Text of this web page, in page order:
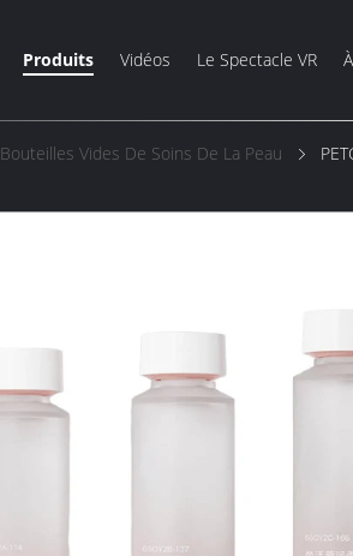
Produits Vidéos Le Spectacle VR
Bouteilles Vides De Soins De La Peau